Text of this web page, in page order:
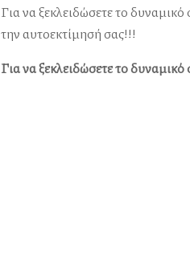
Για να ξεκλειδώσετε το
την αυτοεκτίμησή σας!!!
Για να ξεκλειδώσετε το δυναμικό